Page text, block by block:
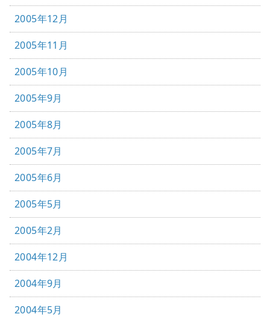
2005年12月
2005年11月
2005年10月
2005年9月
2005年8月
2005年7月
2005年6月
2005年5月
2005年2月
2004年12月
2004年9月
2004年5月